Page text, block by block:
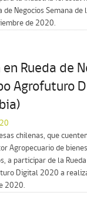
de Negocios Semana de
de 2020.
Rueda de
Agrofuturo
chilenas, que
Agropecuario de
a participar de la Rueda
Digital 2020 a
2020.